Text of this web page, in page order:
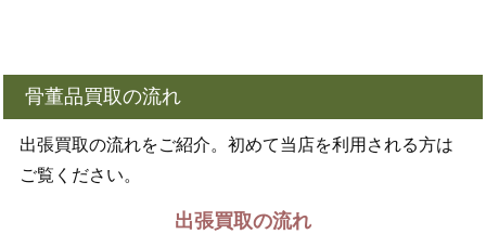
骨董品買取の流れ
出張買取の流れをご紹介。初めて当店を利用される方は
ご覧ください。
出張買取の流れ